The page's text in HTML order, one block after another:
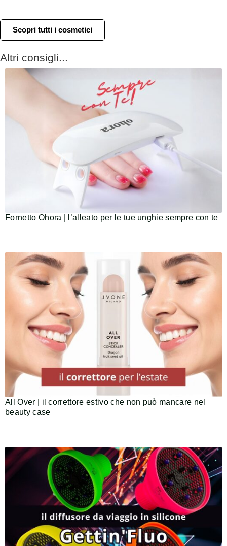
Scopri tutti i cosmetici
Altri consigli...
Fornetto Ohora | l’alleato per le tue unghie sempre con te
All Over | il correttore estivo che non può mancare nel
beauty case